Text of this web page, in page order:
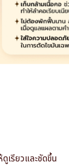
เรียวและชัดขึ้น